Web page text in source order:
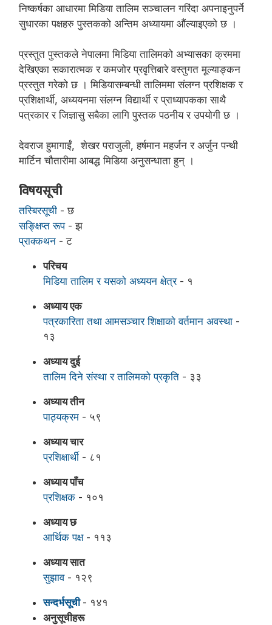
निष्कर्षका आधारमा मिडिया तालिम सञ्चालन गरिंदा अपनाइनुपर्ने
सुधारका पक्षहरु पुस्तकको अन्तिम अध्यायमा औंल्याइएको छ ।
प्रस्तुत पुस्तकले नेपालमा मिडिया तालिमको अभ्यासका क्रममा
देखिएका सकारात्मक र कमजोर प्रवृत्तिबारे वस्तुगत मूल्याङ्कन
प्रस्तुत गरेको छ । मिडियासम्बन्धी तालिममा संलग्न प्रशिक्षक र
प्रशिक्षार्थी, अध्ययनमा संलग्न विद्यार्थी र प्राध्यापकका साथै
पत्रकार र जिज्ञासु सबैका लागि पुस्तक पठनीय र उपयोगी छ ।
देवराज हुमागाईं, शेखर पराजुली, हर्षमान महर्जन र अर्जुन पन्थी
मार्टिन चौतारीमा आबद्ध मिडिया अनुसन्धाता हुन् ।
विषयसूची
तस्बिरसूची - छ
सङ्क्षिप्त रूप- झ
प्राक्कथन - ट
परिचय
मिडिया तालिम र यसको अध्ययन क्षेत्र- १
अध्याय एक
पत्रकारिता तथा आमसञ्चार शिक्षाको वर्तमान अवस्था -
१३
अध्याय दुई
तालिम दिने संस्था र तालिमको प्रकृति - ३३
अध्याय तीन
पाठ्यक्रम - ५९
अध्याय चार
प्रशिक्षार्थी - ८१
अध्याय पाँच
प्रशिक्षक - १०१
अध्याय छ
आर्थिक पक्ष- ११३
अध्याय सात
सुझाव- १२९
सन्दर्भसूची - १४१
अनुसूचीहरू